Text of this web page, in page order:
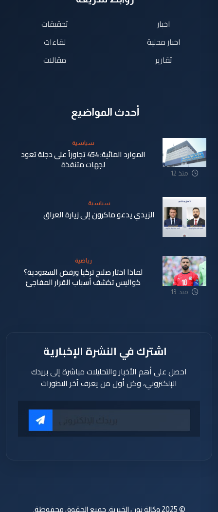
اخبار
اخبار محلية
تقارير
تحقيقات
لقاءات
مقالات
أحدث المواضيع
منذ 12
سياسية
الموارد المائية: 454 تجاوزاً على دجلة تعود
لجهات متنفذة
ساعة
سياسية
الزيدي يدعو ماكرون إلى زيارة العراق
منذ 13
رياضية
لماذا اختار صلاح تركيا ورفض السعودية؟
كواليس تكشف أسباب القرار المفاجئ
اشترك في النشرة الإخبارية
احصل على أهم الأخبار والتحليلات مباشرة إلى بريدك
الإلكتروني، وكن أول من يعرف آخر التطورات
© 2025 وكالة نون الخبرية. جميع الحقوق محفوظة.